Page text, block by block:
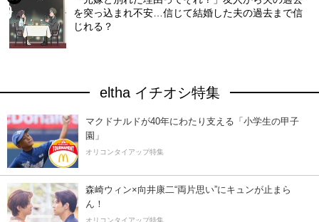
を突っ込まれ不安…信じて結婚した夫の過去まで信
じれる？
eltha イチオシ特集
マクドナルドが40年にわたり支える「小学生の甲子
園」
オリコンタイアップ特集
森崎ウィン×向井康二“両片思い”にキュンが止まら
ん！
オリコンタイアップ特集